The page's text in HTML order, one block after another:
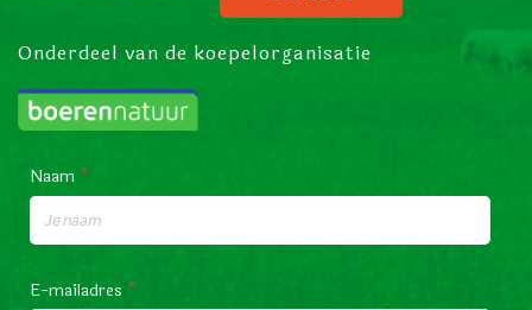
Onderdeel van de koepelorganisatie
Naam *
E-mailadres *